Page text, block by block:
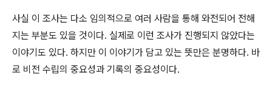
사실 이 조사는 다소 임의적으로 여러 사람을 통해 와전되어 전해
지는 부분도 있을 것이다. 실제로 이런 조사가 진행되지 않았다는
이야기도 있다. 하지만 이 이야기가 담고 있는 뜻만은 분명하다. 바
로 비전 수립의 중요성과 기록의 중요성이다.